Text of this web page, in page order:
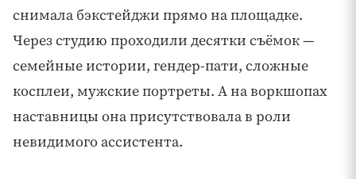
снимала бэкстейджи прямо на площадке.
Через студию проходили десятки съёмок —
семейные истории, гендер-пати, сложные
косплеи, мужские портреты. А на воркшопах
наставницы она присутствовала в роли
невидимого ассистента.